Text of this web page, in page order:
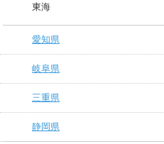
東海
愛知県
岐阜県
三重県
静岡県